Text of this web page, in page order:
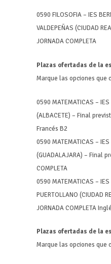
0590 FILOSOFIA – IES
VALDEPEÑAS (CIUDAD
JORNADA COMPLETA
Plazas ofertadas de la
Marque las opciones que
0590 MATEMATICAS –
(ALBACETE) – Final
Francés B2
0590 MATEMATICAS –
(GUADALAJARA) – Final
COMPLETA
0590 MATEMATICAS – IES
PUERTOLLANO (CIUDAD
JORNADA COMPLETA
Plazas ofertadas de la
Marque las opciones que